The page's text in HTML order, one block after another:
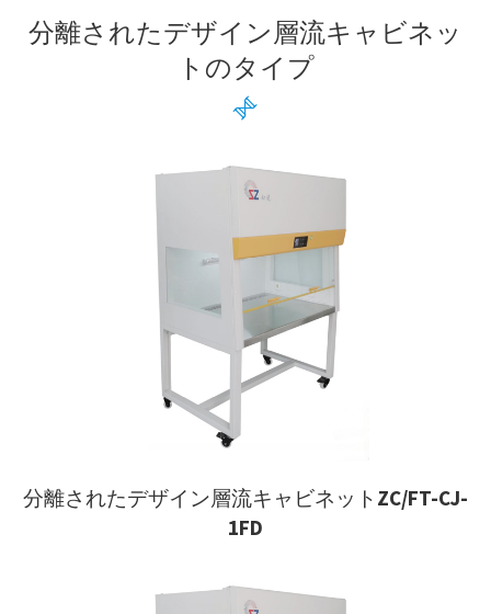
分離されたデザイン層流キャビネッ
トのタイプ

分離されたデザイン層流キャビネットZC/FT-CJ-
1FD